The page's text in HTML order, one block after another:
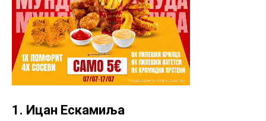
1. Ицан Ескамиља